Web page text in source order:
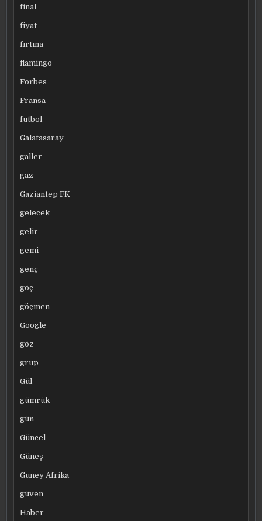
final
fiyat
fırtına
flamingo
Forbes
Fransa
futbol
Galatasaray
galler
gaz
Gaziantep FK
gelecek
gelir
gemi
genç
göç
göçmen
Google
göz
grup
Gül
gümrük
gün
Güncel
Güneş
Güney Afrika
güven
Haber